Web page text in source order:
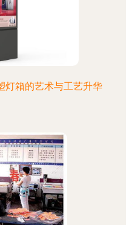
灯箱的艺术与工艺升华